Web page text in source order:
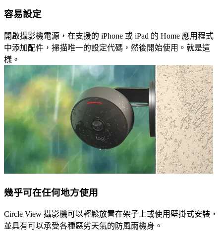
容易設定
開啟攝影機電源，在支援的 iPhone 或 iPad 的 Home 應用程式
中添加配件，掃描唯一的設定代碼，然後開始使用。就是這
樣。
幾乎可在任何地方使用
Circle View 攝影機可以輕鬆放置在架子上或使用壁掛式安裝，
並具有可以承受各種惡劣天氣的防風雨機身。